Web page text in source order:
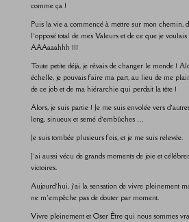
comme ça !
Puis la vie a commencé à mettre sur mon chemin,
l’opposé total de mes Valeurs et de ce que je
AAAaaahhh !!!
Toute petite déjà, je rêvais de changer le monde !
échelle, je pouvais faire ma part, au lieu de me
de ce job et de ma hiérarchie qui perdait la tête !
Alors, je suis partie ! Je me suis envolée vers
long, sinueux et semé d’embûches …
Je suis tombée plusieurs fois, et je me suis relevée.
J’ai aussi vécu de grands moments de joie et
victoires.
Aujourd’hui, j’ai la sensation de vivre pleinement
ne m’empêche pas de douter par moment.
Vivre pleinement et Oser Être qui nous sommes